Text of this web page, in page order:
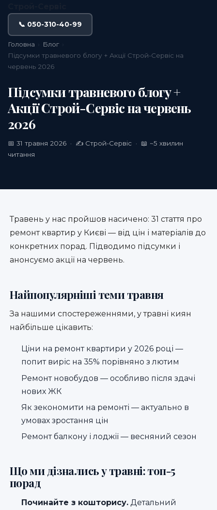
📞 050-310-40-99
Головна Блог
Підсумки травневого блогу + Акції Строй-Сервіс на
червень 2026
Підсумки травневого блогу +
Акції Строй-Сервіс на червень
2026
📅 31 травня 2026 · ✍️ Строй-Сервіс · 📖 ~5 хвилин
читання
Травень у нас пройшов насичено: 31 стаття про
ремонт квартир у Києві — від цін і матеріалів до
конкретних порад. Підводимо підсумки і
анонсуємо акції на червень.
Найпопулярніші теми травня
За нашими спостереженнями, у травні киян
найбільше цікавить:
Ціни на ремонт квартири у 2026 році —
попит виріс на 35% порівняно з лютим
Ремонт новобудов — особливо після здачі
нових ЖК
Як зекономити на ремонті — актуально в
умовах зростання цін
Ремонт балкону і лоджії — весняний сезон
Що ми дізнались у травні: топ-5
порад
Починайте з кошторису. Детальний